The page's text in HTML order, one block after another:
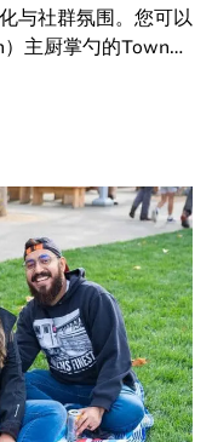
与社群氛围。您可以
主厨掌勺的Town
里将呈现快闪表演、